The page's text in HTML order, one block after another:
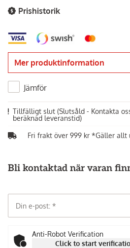
Prishistorik
Mer produktinformation
Jämför
Tillfälligt slut (Slutsåld - Kontakta
beräknad leveranstid)
Fri frakt över 999 kr *Gäller allt
Bli kontaktad när varan
Din e-post:
Anti-Robot Verification
Click to start